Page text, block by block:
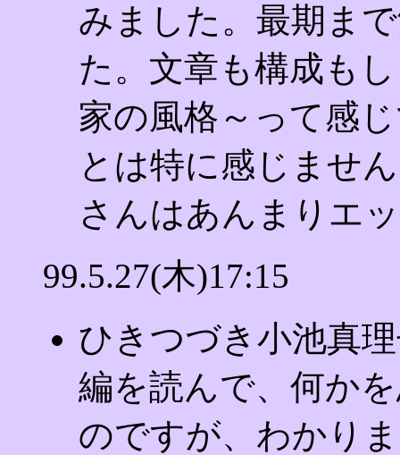
みました。最期ま
た。文章も構成も
家の風格～って感
とは特に感じませ
さんはあんまりエ
99.5.27(木)17:15
ひきつづき小池真
編を読んで、何か
のですが、わかり